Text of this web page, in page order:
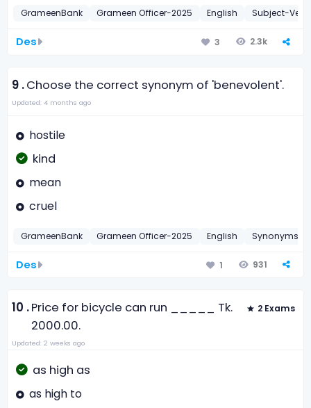
GrameenBank Grameen Officer-2025 English Subject-Verb
Des 3 2.3k
9 .Choose the correct synonym of 'benevolent'.
Updated: 4 months ago
hostile
kind
mean
cruel
GrameenBank Grameen Officer-2025 English Synonyms
Des 1 931
10 .Price for bicycle can run _____ Tk.
2000.00.
2 Exams
Updated: 2 weeks ago
as high as
as high to